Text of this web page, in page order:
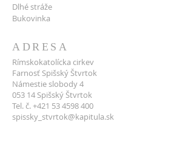
Dlhé stráže
Bukovinka
ADRESA
Rímskokatolícka cirkev
Farnosť Spišský Štvrtok
Námestie slobody 4
053 14 Spišský Štvrtok
Tel. č. +421 53 4598 400
spissky_stvrtok@kapitula.sk